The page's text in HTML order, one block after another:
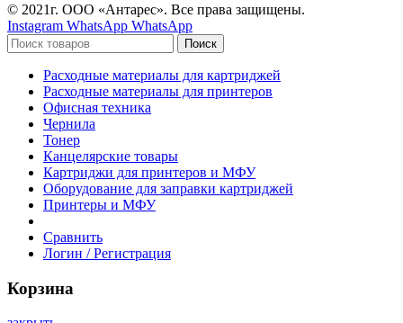
© 2021г. ООО «Антарес». Все права защищены.
Instagram WhatsApp WhatsApp
Поиск
Расходные материалы для картриджей
Расходные материалы для принтеров
Офисная техника
Чернила
Тонер
Канцелярские товары
Картриджи для принтеров и МФУ
Оборудование для заправки картриджей
Принтеры и МФУ
Сравнить
Логин / Регистрация
Корзина